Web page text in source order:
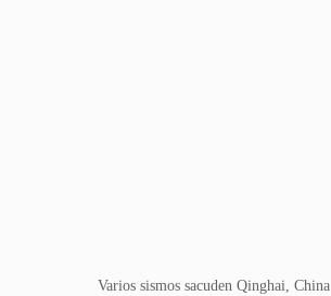
Varios sismos sacuden Qinghai, China